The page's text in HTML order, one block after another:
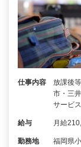
仕事内容
放課後
市・三
サービ
給与 月給
勤務地
福岡県